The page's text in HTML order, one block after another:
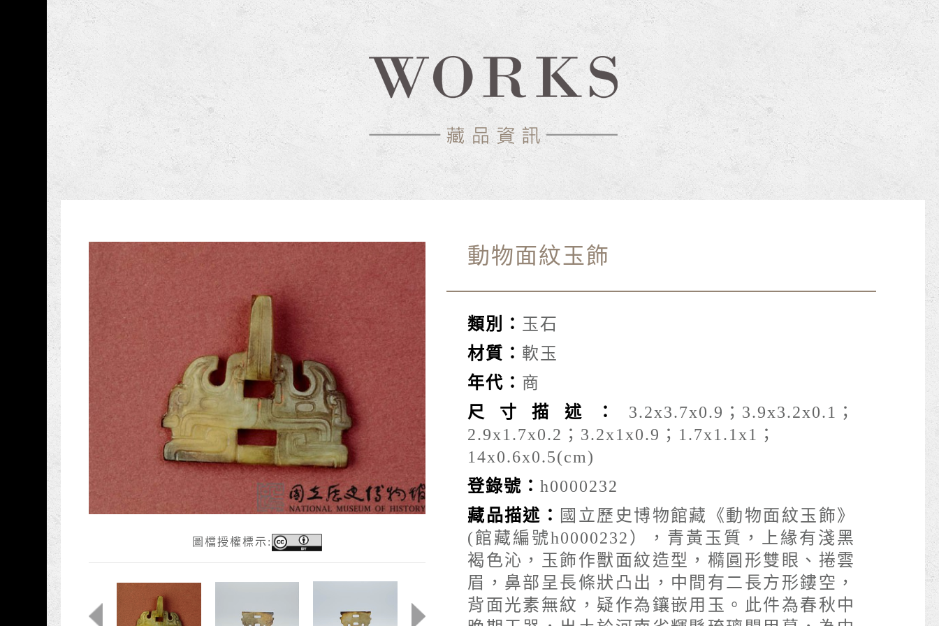
跳到主要內容國立歷史博物館
藏品資訊
:::
圖檔授權標示:
動物面紋玉飾
類別： 玉石
材質： 軟玉
年代： 商
尺寸描述： 3.2x3.7x0.9；3.9x3.2x0.1；
2.9x1.7x0.2；3.2x1x0.9；1.7x1.1x1；
14x0.6x0.5(cm)
登錄號：h0000232
藏品描述： 國立歷史博物館藏《動物面紋玉飾》
(館藏編號h0000232），青黃玉質，上緣有淺黑
褐色沁，玉飾作獸面紋造型，橢圓形雙眼、捲雲
眉，鼻部呈長條狀凸出，中間有二長方形鏤空，
背面光素無紋，疑作為鑲嵌用玉。此件為春秋中